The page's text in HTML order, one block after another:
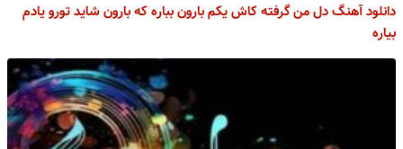
دانلود آهنگ دل من گرفته کاش یکم بارون بباره که بارون شاید تورو یادم
بیاره